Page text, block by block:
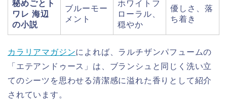
秘めごとト
ワレ 海辺
の小説
ブルーモー
メント
ホワイトフ
ローラル、
穏やか
優しさ、落
ち着き
カラリアマガジンによれば、ラルチザンパフュームの
「エテアンドゥース」は、ブランシュと同じく洗い立
てのシーツを思わせる清潔感に溢れた香りとして紹介
されています。